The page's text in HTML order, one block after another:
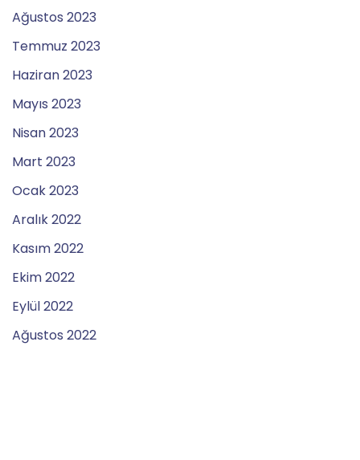
Ağustos 2023
Temmuz 2023
Haziran 2023
Mayıs 2023
Nisan 2023
Mart 2023
Ocak 2023
Aralık 2022
Kasım 2022
Ekim 2022
Eylül 2022
Ağustos 2022